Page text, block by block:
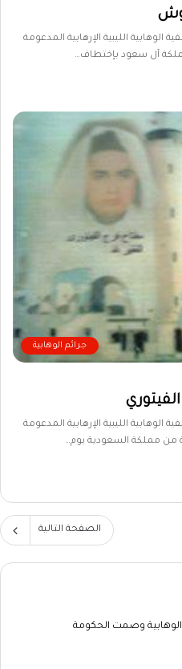
الوهابية الليبية الإرهابية المدعومة
آل سعود بإختطاف…
جرائم الوهابية
الوهابية الليبية الإرهابية المدعومة
من مملكة السعودية يوم…
الصفحة التالية
وصمت الحكومة